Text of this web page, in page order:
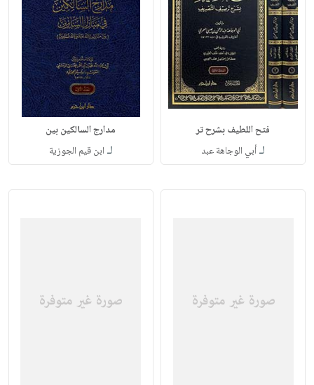
فتح اللطيف بشرح تر
لـأبي الوجاهة عبد
مدارج السالكين بين
لـ ابن قيم الجوزية